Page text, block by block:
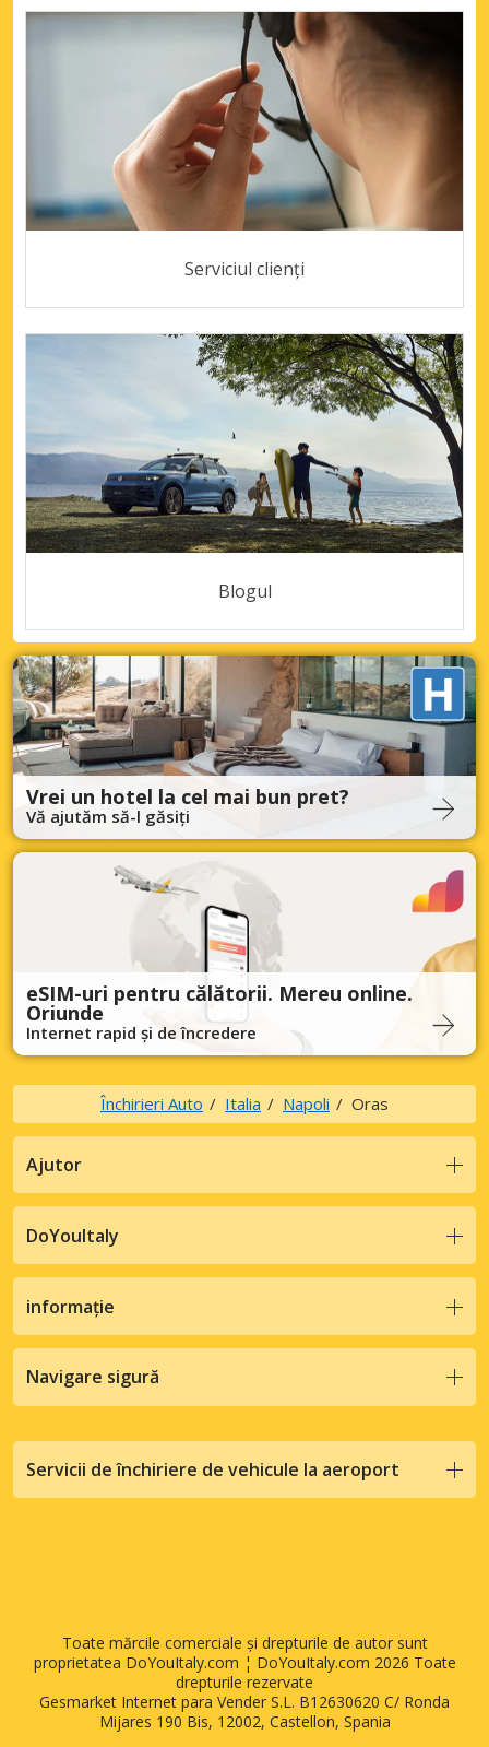
Serviciul clienți
Blogul
Vrei un hotel la cel mai bun pret?
Vă ajutăm să-l găsiți
eSIM-uri pentru călătorii. Mereu online.
Oriunde
Internet rapid și de încredere
Închirieri Auto Italia Napoli Oras
Ajutor
DoYouItaly
informație
Navigare sigură
Servicii de închiriere de vehicule la aeroport
Toate mărcile comerciale și drepturile de autor sunt
proprietatea DoYouItaly.com ¦ DoYouItaly.com 2026 Toate
drepturile rezervate
Gesmarket Internet para Vender S.L. B12630620 C/ Ronda
Mijares 190 Bis, 12002, Castellon, Spania